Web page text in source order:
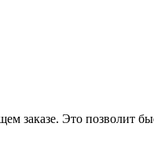
заказе. Это позволит